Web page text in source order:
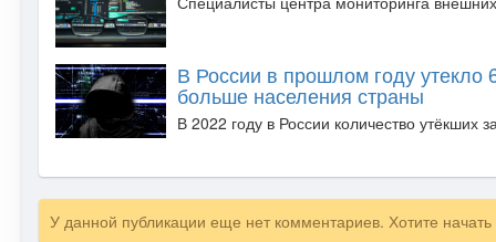
В России в прошлом году
больше населения страны
В 2022 году в России количество
У данной публикации еще нет комментариев. Хотите